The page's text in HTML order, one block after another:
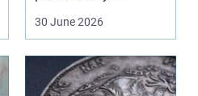
badeværelse, bliver
30 June 2026